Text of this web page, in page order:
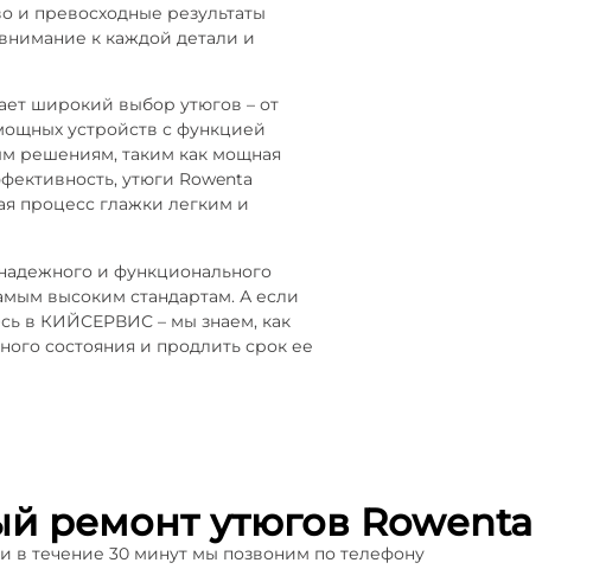
и превосходные результаты
к каждой детали и
широкий выбор утюгов – от
устройств с функцией
решениям, таким как мощная
утюги Rowenta
процесс глажки легким и
и функционального
высоким стандартам. А если
в КИЙСЕРВИС – мы знаем, как
состояния и продлить срок ее
ремонт утюгов Rowenta
и в течение 30 минут мы позвоним по телефону